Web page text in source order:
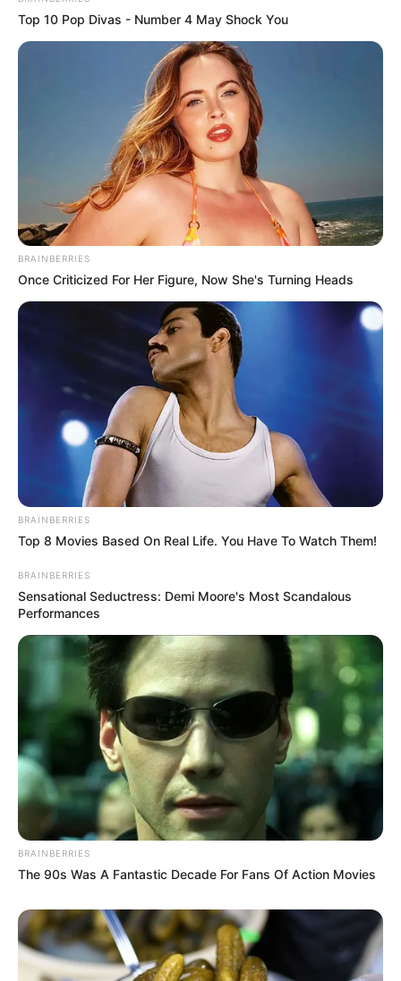
Top 10 Pop Divas - Number 4 May Shock You
BRAINBERRIES
Once Criticized For Her Figure, Now She's Turning Heads
BRAINBERRIES
Top 8 Movies Based On Real Life. You Have To Watch Them!
BRAINBERRIES
Sensational Seductress: Demi Moore's Most Scandalous
Performances
BRAINBERRIES
The 90s Was A Fantastic Decade For Fans Of Action Movies